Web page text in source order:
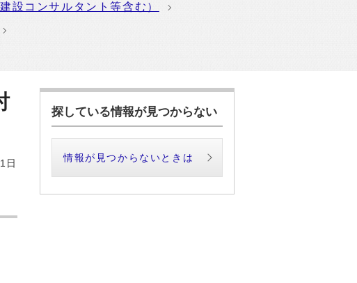
設コンサルタント等含む）
日
探している情報が見つからない
情報が見つからないときは